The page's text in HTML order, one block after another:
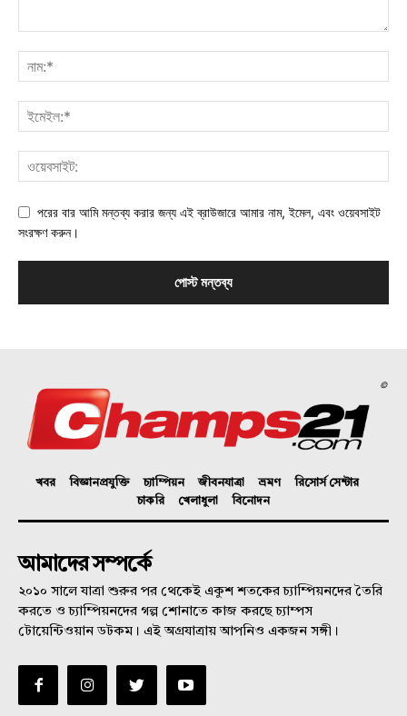
পরের বার আমি মন্তব্য করার জন্য এই ব্রাউজারে আমার নাম, ইমেল, এবং ওয়েবসাইট
সংরক্ষণ করুন।
©
খবর বিজ্ঞানপ্রযুক্তি চ্যাম্পিয়ন জীবনযাত্রা ভ্রমণ
রিসোর্স সেন্টার
চাকরি
খেলাধুলা বিনোদন
আমাদের সম্পর্কে
২০১০ সালে যাত্রা শুরুর পর থেকেই একুশ শতকের চ্যাম্পিয়নদের তৈরি
করতে ও চ্যাম্পিয়নদের গল্প শোনাতে কাজ করছে চ্যাম্পস
টোয়েন্টিওয়ান ডটকম। এই অগ্রযাত্রায় আপনিও একজন সঙ্গী।